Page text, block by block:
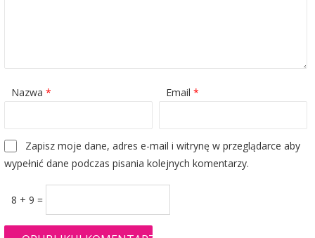
Nazwa* Email *
Zapisz moje dane, adres e-mail i witrynę w przeglądarce aby
wypełnić dane podczas pisania kolejnych komentarzy.
8 + 9 =